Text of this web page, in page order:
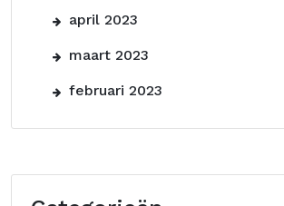
april 2023
maart 2023
februari 2023